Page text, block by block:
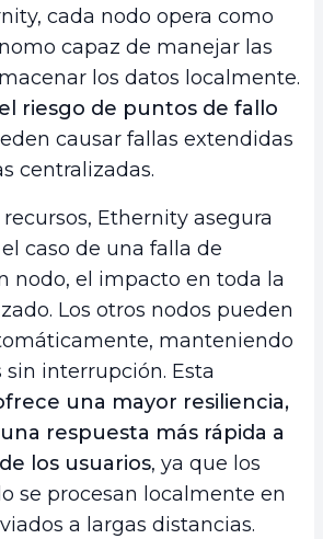
cada nodo opera como
capaz de manejar las
los datos localmente.
riesgo de puntos de fallo
causar fallas extendidas
centralizadas.
Ethernity asegura
caso de una falla de
nodo, el impacto en toda la
Los otros nodos pueden
manteniendo
sin interrupción. Esta
una mayor resiliencia,
respuesta más rápida a
los usuarios, ya que los
se procesan localmente en
a largas distancias.